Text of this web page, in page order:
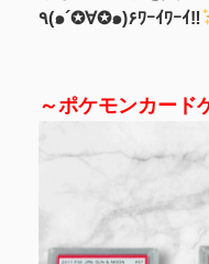
٩(๑´✪∀✪๑)۶ﾜｰｲﾜｰｲ‼
～ポケモンカード